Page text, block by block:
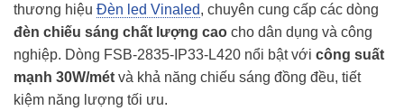
thương hiệu Đèn led Vinaled, chuyên cung cấp các dòng
đèn chiếu sáng chất lượng cao cho dân dụng và công
nghiệp. Dòng FSB-2835-IP33-L420 nổi bật với công suất
mạnh 30W/mét và khả năng chiếu sáng đồng đều, tiết
kiệm năng lượng tối ưu.